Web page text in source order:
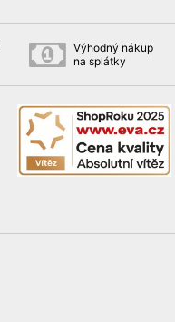
Výhodný nákup
na splátky